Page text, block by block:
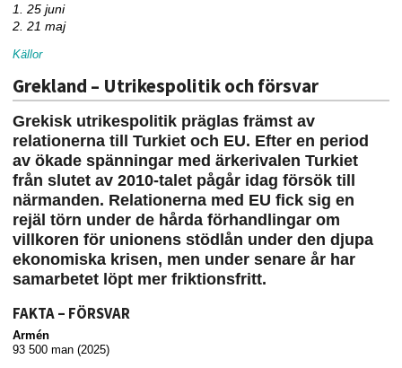
1. 25 juni
2. 21 maj
Källor
Grekland – Utrikespolitik och försvar
Grekisk utrikespolitik präglas främst av
relationerna till Turkiet och EU. Efter en period
av ökade spänningar med ärkerivalen Turkiet
från slutet av 2010-talet pågår idag försök till
närmanden. Relationerna med EU fick sig en
rejäl törn under de hårda förhandlingar om
villkoren för unionens stödlån under den djupa
ekonomiska krisen, men under senare år har
samarbetet löpt mer friktionsfritt.
FAKTA – FÖRSVAR
Armén
93 500 man (2025)